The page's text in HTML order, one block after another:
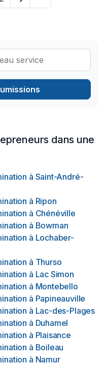
dans une
à Saint-André-
à Ripon
à Chénéville
à Bowman
à Lochaber-
à Thurso
à Lac Simon
à Montebello
à Papineauville
à Lac-des-Plages
à Duhamel
à Plaisance
à Boileau
à Namur